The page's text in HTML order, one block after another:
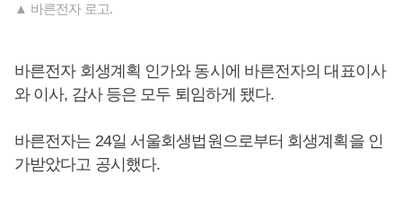
▲ 바른전자 로고.
바른전자 회생계획 인가와 동시에 바른전자의 대표이사
와 이사, 감사 등은 모두 퇴임하게 됐다.
바른전자는 24일 서울회생법원으로부터 회생계획을 인
가받았다고 공시했다.